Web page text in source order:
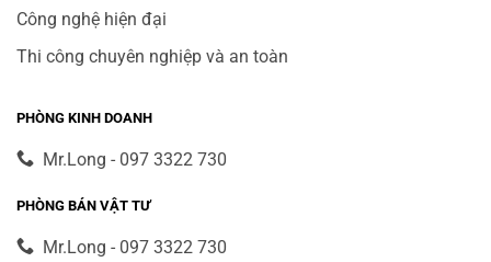
Công nghệ hiện đại
Thi công chuyên nghiệp và an toàn
PHÒNG KINH DOANH
Mr.Long - 097 3322 730
PHÒNG BÁN VẬT TƯ
Mr.Long - 097 3322 730